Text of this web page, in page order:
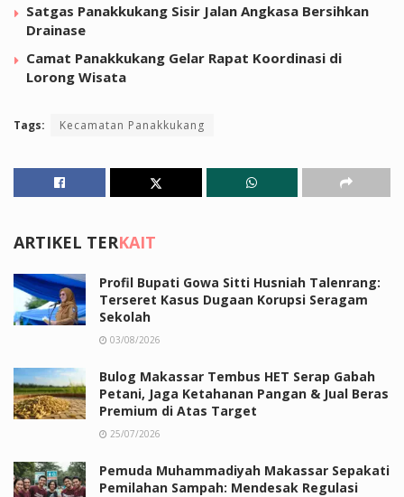
Satgas Panakkukang Sisir Jalan Angkasa Bersihkan
Drainase
Camat Panakkukang Gelar Rapat Koordinasi di
Lorong Wisata
Tags: Kecamatan Panakkukang
ARTIKEL TERKAIT
Profil Bupati Gowa Sitti Husniah Talenrang:
Terseret Kasus Dugaan Korupsi Seragam
Sekolah
03/08/2026
Bulog Makassar Tembus HET Serap Gabah
Petani, Jaga Ketahanan Pangan & Jual Beras
Premium di Atas Target
25/07/2026
Pemuda Muhammadiyah Makassar Sepakati
Pemilahan Sampah: Mendesak Regulasi